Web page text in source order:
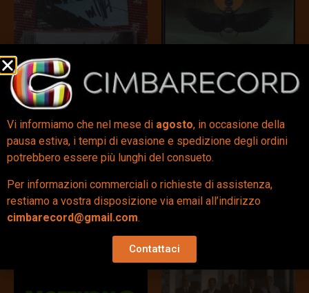
Noi, Loro, Gli Altri (CD
Autogr.) – Marracash – –
Autografato
Aggiungi al carrello
Visions (LP Col.) –
Orpheus
40,00
Aggiungi al carrello
Vi informiamo che nel mese di agosto, in occasione della
pausa estiva, i tempi di evasione e spedizione degli ordini
potrebbero essere più lunghi del consueto.
Per informazioni commerciali o richieste di assistenza,
restiamo a vostra disposizione via email all’indirizzo
cimbarecord@gmail.com.
Contattaci